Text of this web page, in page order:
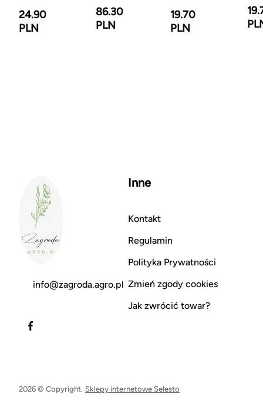
24.90
PLN
86.30
PLN
19.70
PLN
info@zagroda.agro.pl
Inne
Kontakt
Regulamin
Polityka Prywatności
Zmień zgody cookies
Jak zwrócić towar?
2026 © Copyright. Sklepy internetowe Selesto